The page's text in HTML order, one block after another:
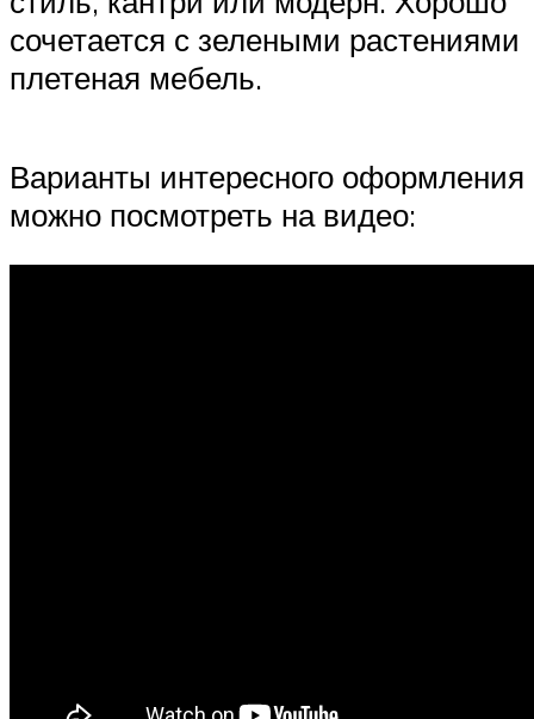
сочетается с зелеными растениями
плетеная мебель.
Варианты интересного оформления
можно посмотреть на видео: